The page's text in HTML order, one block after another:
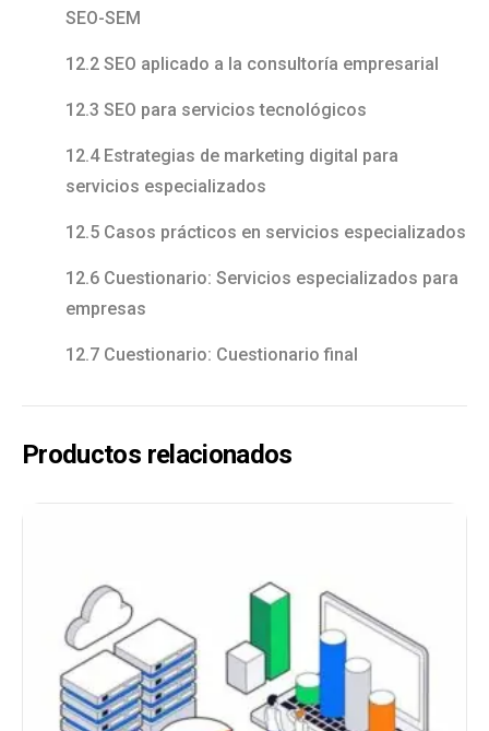
SEO-SEM
12.2 SEO aplicado a la consultoría empresarial
12.3 SEO para servicios tecnológicos
12.4 Estrategias de marketing digital para
servicios especializados
12.5 Casos prácticos en servicios especializados
12.6 Cuestionario: Servicios especializados para
empresas
12.7 Cuestionario: Cuestionario final
Productos relacionados